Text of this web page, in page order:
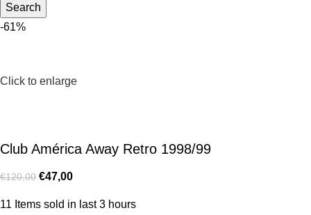
Search
-61%
Click to enlarge
Club América Away Retro 1998/99
€120,00 €47,00
11 Items sold in last 3 hours